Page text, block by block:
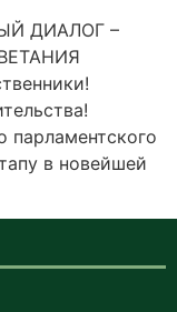
ДИАЛОГ –
парламентского
в новейшей